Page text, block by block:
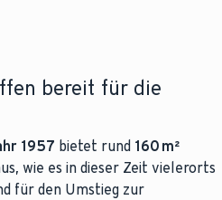
bereit für die
1957 bietet rund 160 m²
wie es in dieser Zeit vielerorts
für den Umstieg zur